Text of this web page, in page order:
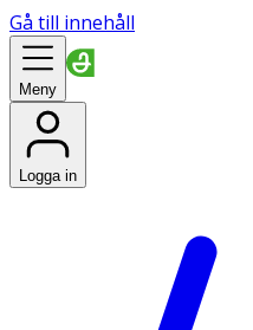
Gå till innehåll
Meny
Logga in